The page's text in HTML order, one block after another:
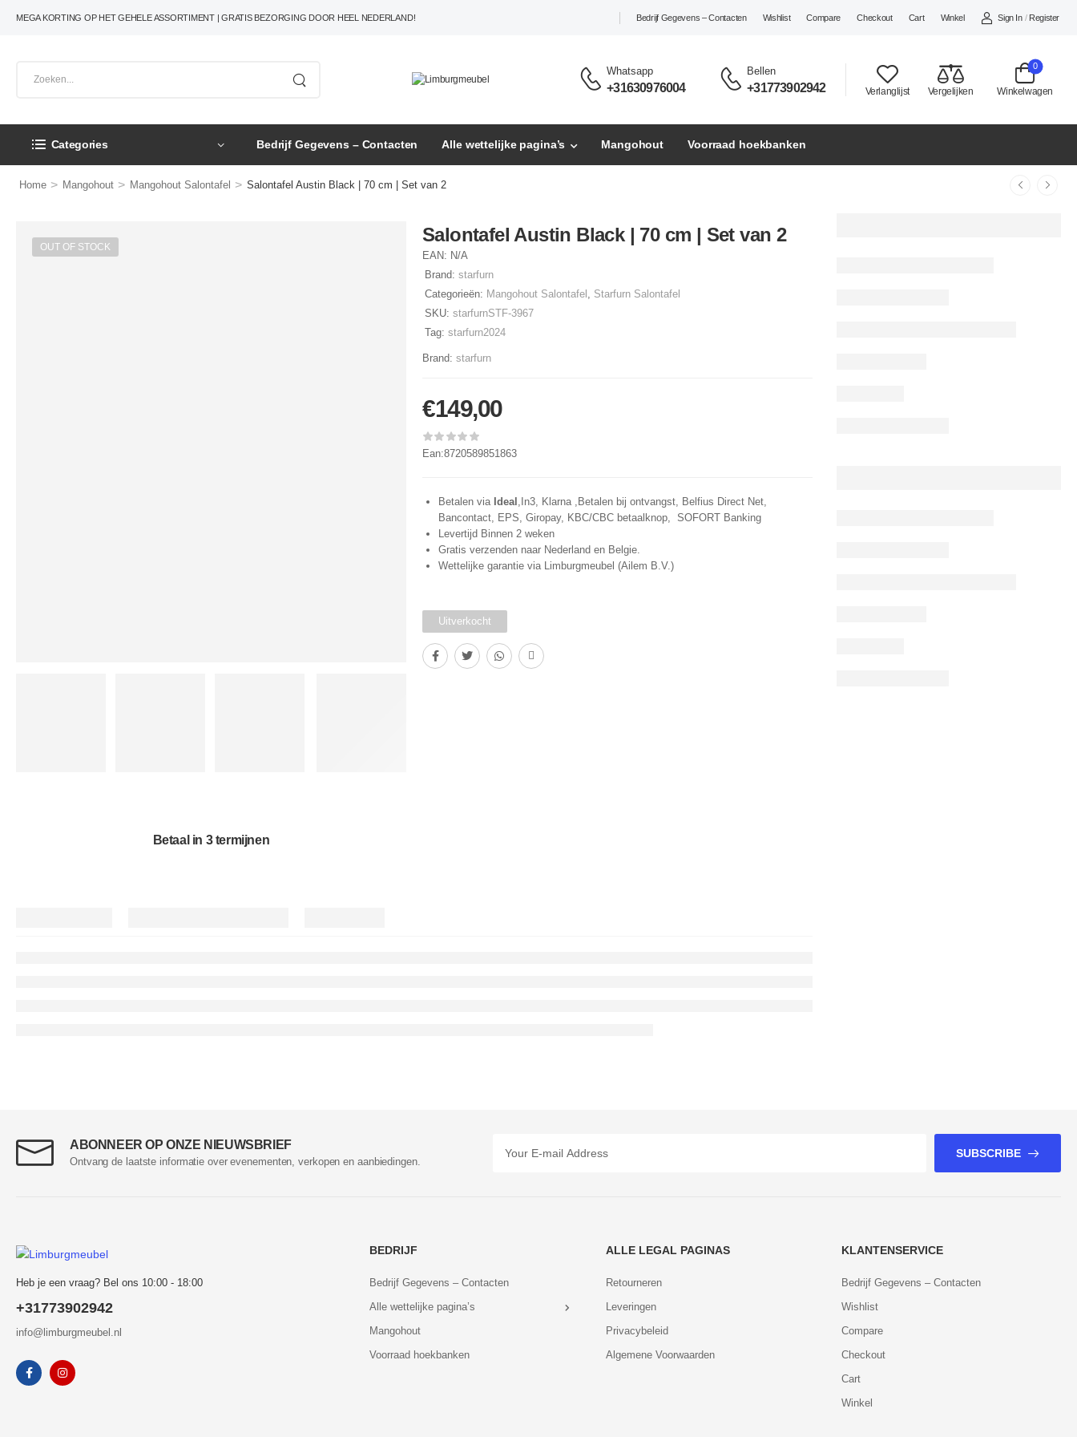
MEGA KORTING OP HET GEHELE ASSORTIMENT | GRATIS BEZORGING DOOR HEEL NEDERLAND! Bedrijf Gegevens – Contacten Wishlist Compare Checkout Cart Winkel Sign In / Register
Whatsapp
+31630976004
Bellen
+31773902942 Verlanglijst Vergelijken Winkelwagen
0
Categories Bedrijf Gegevens – Contacten Alle wettelijke pagina’s Mangohout Voorraad hoekbanken
Home > Mangohout > Mangohout Salontafel > Salontafel Austin Black | 70 cm | Set van 2
OUT OF STOCK
Betaal in 3 termijnen
Salontafel Austin Black | 70 cm | Set van 2
EAN: N/A
Brand: starfurn
Categorieën: Mangohout Salontafel , Starfurn Salontafel
SKU: starfurnSTF-3967
Tag: starfurn2024
Brand: starfurn
€149,00
Ean:8720589851863
Betalen via Ideal ,In3, Klarna ,Betalen bij ontvangst, Belfius Direct Net,
Bancontact, EPS, Giropay, KBC/CBC betaalknop, SOFORT Banking
Levertijd Binnen 2 weken
Gratis verzenden naar Nederland en Belgie.
Wettelijke garantie via Limburgmeubel (Ailem B.V.)
Uitverkocht
ABONNEER OP ONZE NIEUWSBRIEF
Ontvang de laatste informatie over evenementen, verkopen en aanbiedingen.
SUBSCRIBE
Heb je een vraag? Bel ons 10:00 - 18:00
+31773902942
info@limburgmeubel.nl
BEDRIJF
Bedrijf Gegevens – Contacten
Alle wettelijke pagina’s
Mangohout
Voorraad hoekbanken
ALLE LEGAL PAGINAS
Retourneren
Leveringen
Privacybeleid
Algemene Voorwaarden
KLANTENSERVICE
Bedrijf Gegevens – Contacten
Wishlist
Compare
Checkout
Cart
Winkel